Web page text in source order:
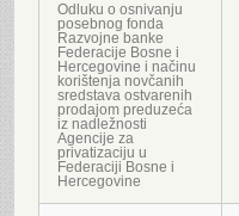
Odluku o osnivanju
posebnog fonda
Razvojne banke
Federacije Bosne i
Hercegovine i načinu
korištenja novčanih
sredstava ostvarenih
prodajom preduzeća
iz nadležnosti
Agencije za
privatizaciju u
Federaciji Bosne i
Hercegovine